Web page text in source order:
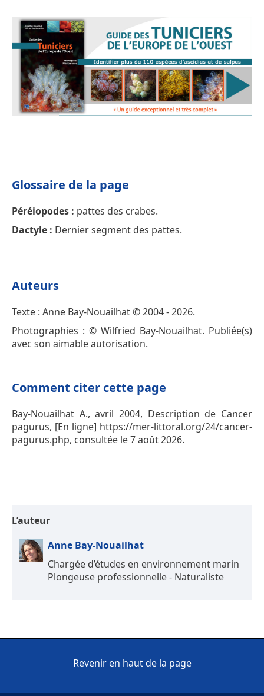
Glossaire de la page
Péréiopodes : pattes des crabes.
Dactyle : Dernier segment des pattes.
Auteurs
Texte : Anne Bay-Nouailhat © 2004 - 2026.
Photographies : © Wilfried Bay-Nouailhat. Publiée(s)
avec son aimable autorisation.
Comment citer cette page
Bay-Nouailhat A., avril 2004, Description de Cancer
pagurus, [En ligne] https://mer-littoral.org/24/cancer-
pagurus.php, consultée le 7 août 2026.
L’auteur
Anne Bay-Nouailhat
Chargée d’études en environnement marin
Plongeuse professionnelle - Naturaliste
Revenir en haut de la page